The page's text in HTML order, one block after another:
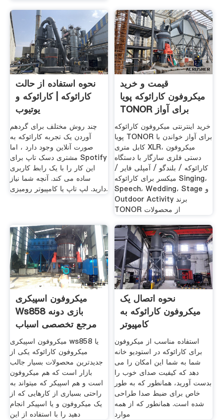
نحوه استفاده از حالت
کارائوکه | کارائوکه و
یوتیوب
چند روش مختلف برای گردهم
آوردن یک تجربه کارائوکه به
صورت آنلاین وجود دارد ، اما
مشتری دسک تاپ برای Spotify
این کار را با یک رابط کاربری
ساده می کند. آنچه شما نیاز
دارید. لپ تاپ یا کامپیوتر رومیزی.
قیمت و خرید
میکروفون کارائوکه پویا
TONOR برای آواز
خواندن
خرید اینترنتی میکروفون کارائوکه
پویا TONOR برای آواز خواندن با
کابل متری XLR، میکروفون
دستی فلزی سازگار با دستگاه
کارائوکه / بلندگو / آمپلی فایر /
میکسر برای کارائوکه Singing،
Speech، Wedding، Stage و
Outdoor Activity برند
TONOR از محصولات
میکروفون اسپیکری
Ws858 بازی دونه
مرجع تخصصی اسباب
بازی
میکروفون اسپیکری ws858 یا
میکروفون کارائوکه یکی از
جدیدترین محصولات بسیار جالب
بازار است که هم میکروفون
است و هم اسپیکر که میتواند به
راحتی بسیاری از کارهایی که از
یک میکروفون و یا اسپیکر انجام
دهید را با استفاده از این
نحوه اتصال یک
میکروفون کارائوکه به
کامپیوتر
استفاده مناسب از میکروفون
برای کارائوکه در استودیو خانه
شما به شما این امکان را می
دهد که کیفیت صدای خوب را
بدست آورید، همانطور که به طور
خاص برای ضبط صدا طراحی
شده است. همانطور که از همه
موارد